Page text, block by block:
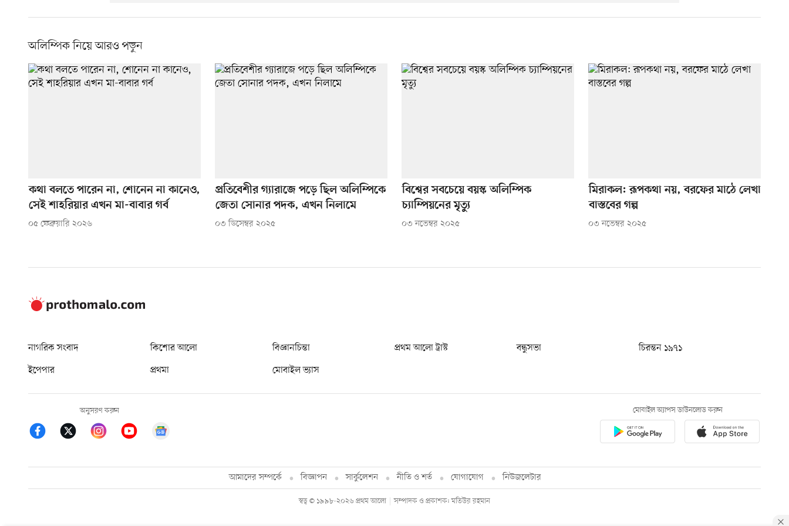
অলিম্পিক নিয়ে আরও পড়ুন
কথা বলতে পারেন না, শোনেন না কানেও,
সেই শাহরিয়ার এখন মা-বাবার গর্ব
০৫ ফেব্রুয়ারি ২০২৬
প্রতিবেশীর গ্যারাজে পড়ে ছিল অলিম্পিকে
জেতা সোনার পদক, এখন নিলামে
০৩ ডিসেম্বর ২০২৫
বিশ্বের সবচেয়ে বয়স্ক অলিম্পিক
চ্যাম্পিয়নের মৃত্যু
০৩ নভেম্বর ২০২৫
মিরাকল: রূপকথা নয়, বরফের মাঠে লেখা
বাস্তবের গল্প
০৩ নভেম্বর ২০২৫
নাগরিক সংবাদ কিশোর আলো বিজ্ঞানচিন্তা প্রথম আলো ট্রাস্ট বন্ধুসভা
চিরন্তন ১৯৭১
ইপেপার
প্রথমা মোবাইল ভ্যাস
অনুসরণ করুন মোবাইল অ্যাপস ডাউনলোড করুন
আমাদের সম্পর্কে বিজ্ঞাপন সার্কুলেশন নীতি ও শর্ত যোগাযোগ নিউজলেটার
স্বত্ব © ১৯৯৮-২০২৬ প্রথম আলো সম্পাদক ও প্রকাশক: মতিউর রহমান